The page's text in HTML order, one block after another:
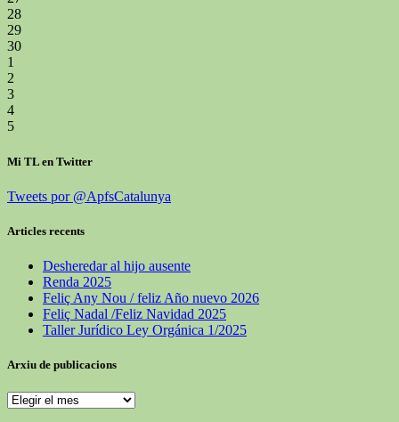
28
29
30
1
2
3
4
5
Mi TL en Twitter
Tweets por @ApfsCatalunya
Articles recents
Desheredar al hijo ausente
Renda 2025
Feliç Any Nou / feliz Año nuevo 2026
Feliç Nadal /Feliz Navidad 2025
Taller Jurídico Ley Orgánica 1/2025
Arxiu de publicacions
Arxiu